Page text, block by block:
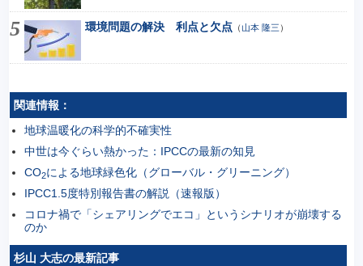
環境問題の解決 利点と欠点 （山本 隆三 ）
関連情報：
地球温暖化の科学的不確実性
中世は今ぐらい熱かった：IPCCの最新の知見
CO2による地球緑色化（グローバル・グリーニング）
IPCC1.5度特別報告書の解説（速報版）
コロナ禍で「シェアリングでエコ」というシナリオが崩壊する
のか
杉山 大志の最新記事